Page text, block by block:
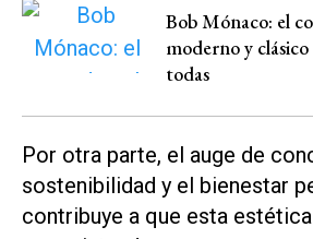
Bob Mónaco: el
moderno y
todas
Por otra parte, el auge de
sostenibilidad y el bienestar
contribuye a que esta